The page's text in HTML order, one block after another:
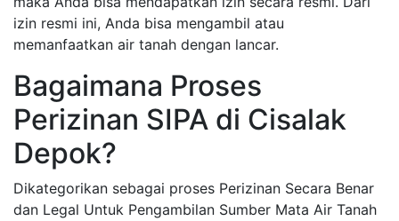
izin resmi ini, Anda bisa mengambil atau
memanfaatkan air tanah dengan lancar.
Bagaimana Proses
Perizinan SIPA di Cisalak
Depok?
Dikategorikan sebagai proses Perizinan Secara Benar
dan Legal Untuk Pengambilan Sumber Mata Air Tanah